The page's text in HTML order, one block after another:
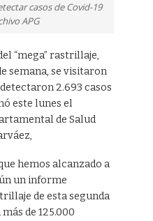
casos de Covid-19
APG
“mega” rastrillaje,
semana, se visitaron
2.693 casos
este lunes el
de Salud
hemos alcanzado a
un informe
de esta segunda
de 125.000